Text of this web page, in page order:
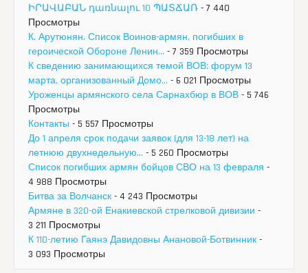
ԻՐԱՎԱԲԱՆ դառնալու 10 ՊԱՏՃԱՌ - 7 440
Просмотры
К. Арутюнян. Список Воинов-армян, погибших в
героической Обороне Ленин... - 7 359 Просмотры
К сведению занимающихся темой ВОВ: форум 13
марта, организованный Домо... - 6 021 Просмотры
Уроженцы армянского села Сарнахбюр в ВОВ - 5 746
Просмотры
Контакты - 5 557 Просмотры
До 1 апреля срок подачи заявок (для 13-18 лет) на
летнюю двухнедельную... - 5 260 Просмотры
Список погибших армян бойцов СВО на 13 февраля -
4 988 Просмотры
Битва за Волчанск - 4 243 Просмотры
Армяне в 320-ой Енакиевской стрелковой дивизии -
3 211 Просмотры
К 110-летию Гаянэ Давидовны Анановой-Ботвинник -
3 093 Просмотры